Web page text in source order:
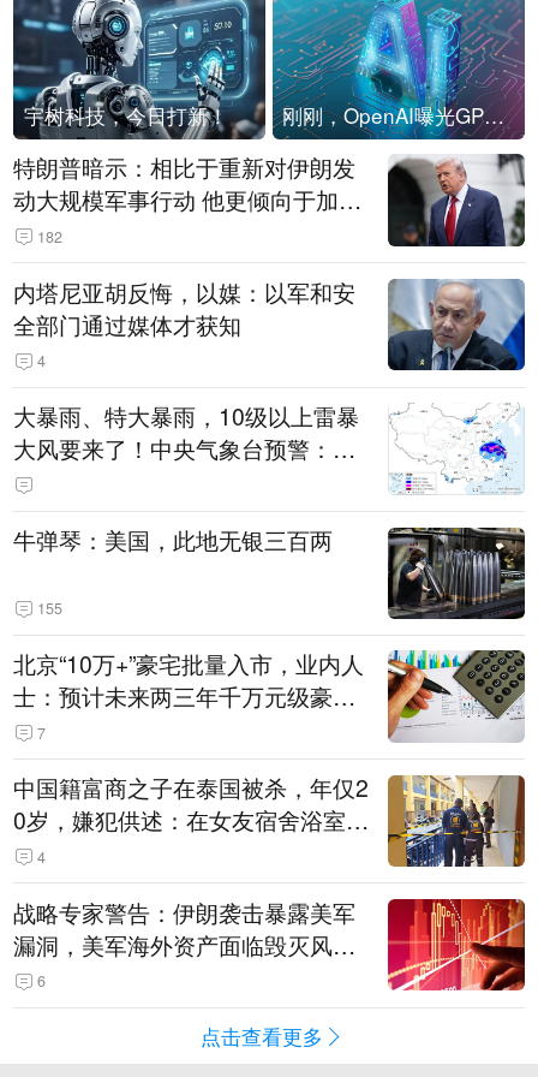
宇树科技，今日打新！ 刚刚，OpenAI曝光GPT-6！传10万亿参数，8月强行发布
特朗普暗示：相比于重新对伊朗发
动大规模军事行动 他更倾向于加大
经济施压
182
内塔尼亚胡反悔，以媒：以军和安
全部门通过媒体才获知
4
大暴雨、特大暴雨，10级以上雷暴
大风要来了！中央气象台预警：今
天到明天，浙江、安徽有特大暴雨
牛弹琴：美国，此地无银三百两
155
北京“10万+”豪宅批量入市，业内人
士：预计未来两三年千万元级豪宅
潜在供应达万套！谁在买单？
7
中国籍富商之子在泰国被杀，年仅2
0岁，嫌犯供述：在女友宿舍浴室发
现他，持刀询问身份时发生拉扯
4
战略专家警告：伊朗袭击暴露美军
漏洞，美军海外资产面临毁灭风
险！
6
点击查看更多